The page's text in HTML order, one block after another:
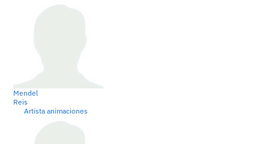
Mendel
Reis
Artista animaciones